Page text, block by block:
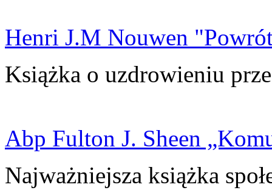
Henri J.M Nouwen
Książka o uzdrowieniu
Abp Fulton J. Sheen
Najważniejsza książka